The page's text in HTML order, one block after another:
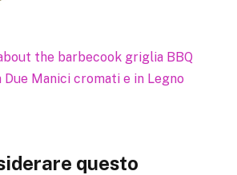
questo